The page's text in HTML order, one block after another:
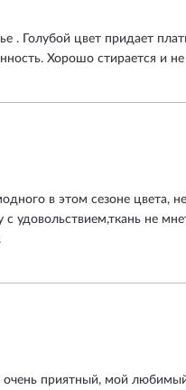
. Голубой цвет придает
Хорошо стирается и
в этом сезоне цвета,
удовольствием,ткань не
очень приятный, мой